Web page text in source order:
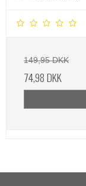
149,95 DKK
74,98 DKK